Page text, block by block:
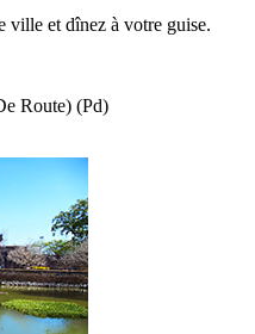
ville et dînez à votre guise.
Route) (Pd)